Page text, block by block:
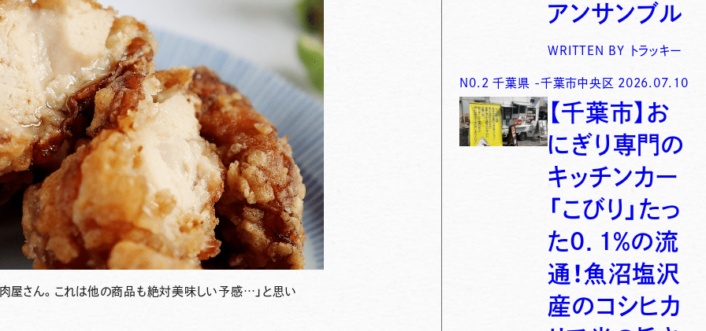
屋さん。これは他の商品も絶対美味しい予感…」と思い
アンサンブル
WRITTEN BY トラッキー
N0. 2 千葉県 -千葉市中央区 2026.07.10
【千葉市】お
にぎり専門の
キッチンカー
「こびり」たっ
た0．1％の流
通！魚沼塩沢
産のコシヒカ